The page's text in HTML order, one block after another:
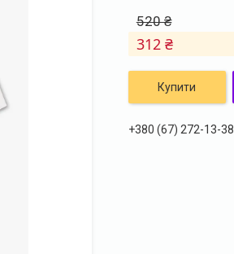
520 ₴
312 ₴
Купити
+380 (67) 272-13-38